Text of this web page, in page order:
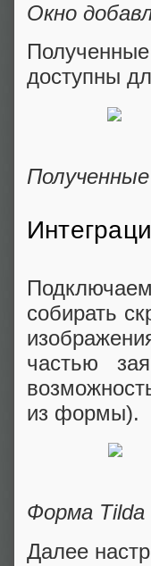
Окно
доступны
собирать
частью
из формы).
Форма Tilda
Далее